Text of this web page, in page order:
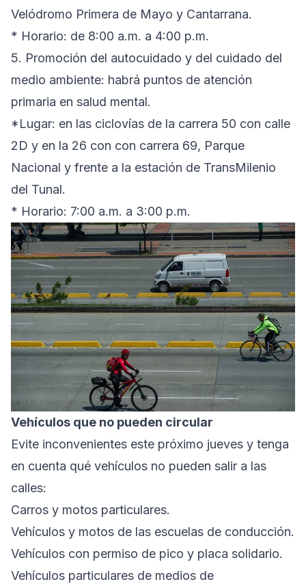
Velódromo Primera de Mayo y Cantarrana.
* Horario: de 8:00 a.m. a 4:00 p.m.
5. Promoción del autocuidado y del cuidado del
medio ambiente: habrá puntos de atención
primaria en salud mental.
*Lugar: en las ciclovías de la carrera 50 con calle
2D y en la 26 con con carrera 69, Parque
Nacional y frente a la estación de TransMilenio
del Tunal.
* Horario: 7:00 a.m. a 3:00 p.m.
Vehículos que no pueden circular
Evite inconvenientes este próximo jueves y tenga
en cuenta qué vehículos no pueden salir a las
calles:
Carros y motos particulares.
Vehículos y motos de las escuelas de conducción.
Vehículos con permiso de pico y placa solidario.
Vehículos particulares de medios de